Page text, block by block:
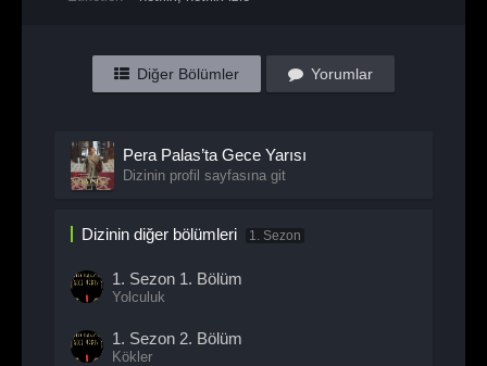
Diğer Bölümler Yorumlar
Pera Palas’ta Gece Yarısı
Dizinin profil sayfasına git
Dizinin diğer bölümleri 1. Sezon
1. Sezon 1. Bölüm
Yolculuk
1. Sezon 2. Bölüm
Kökler